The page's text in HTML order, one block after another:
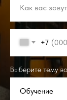
+7
Выберите тему